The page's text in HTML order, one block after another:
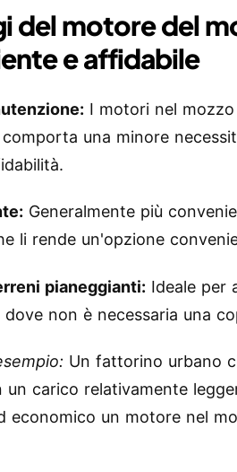
del motore del
e affidabile
I motori nel
una minore
Generalmente più
li rende un'opzione
pianeggianti: Ideale per
non è necessaria una
Un fattorino urbano
un carico relativamente
economico un motore nel